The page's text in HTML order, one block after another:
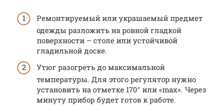
Ремонтируемый или украшаемый предмет
одежды разложить на ровной гладкой
поверхности – столе или устойчивой
гладильной доске.
Утюг разогреть до максимальной
температуры. Для этого регулятор нужно
установить на отметке 170° или «max». Через
минуту прибор будет готов к работе.